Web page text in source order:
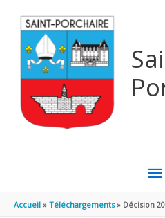
Accueil Téléchargements Décision